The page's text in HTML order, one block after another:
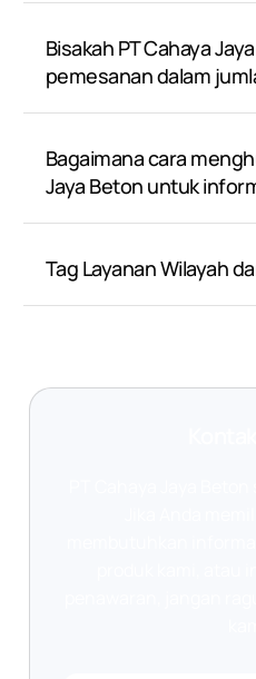
Bisakah PT Cahaya
pemesanan dalam
Bagaimana cara
Jaya Beton untuk
Tag Layanan Wilayah